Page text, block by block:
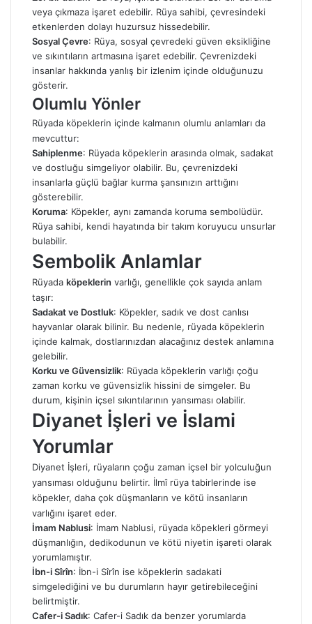
veya çıkmaza işaret edebilir. Rüya sahibi, çevresindeki
etkenlerden dolayı huzursuz hissedebilir.
Sosyal Çevre: Rüya, sosyal çevredeki güven eksikliğine
ve sıkıntıların artmasına işaret edebilir. Çevrenizdeki
insanlar hakkında yanlış bir izlenim içinde olduğunuzu
gösterir.
Olumlu Yönler
Rüyada köpeklerin içinde kalmanın olumlu anlamları da
mevcuttur:
Sahiplenme: Rüyada köpeklerin arasında olmak, sadakat
ve dostluğu simgeliyor olabilir. Bu, çevrenizdeki
insanlarla güçlü bağlar kurma şansınızın arttığını
gösterebilir.
Koruma: Köpekler, aynı zamanda koruma sembolüdür.
Rüya sahibi, kendi hayatında bir takım koruyucu unsurlar
bulabilir.
Sembolik Anlamlar
Rüyada köpeklerin varlığı, genellikle çok sayıda anlam
taşır:
Sadakat ve Dostluk: Köpekler, sadık ve dost canlısı
hayvanlar olarak bilinir. Bu nedenle, rüyada köpeklerin
içinde kalmak, dostlarınızdan alacağınız destek anlamına
gelebilir.
Korku ve Güvensizlik: Rüyada köpeklerin varlığı çoğu
zaman korku ve güvensizlik hissini de simgeler. Bu
durum, kişinin içsel sıkıntılarının yansıması olabilir.
Diyanet İşleri ve İslami
Yorumlar
Diyanet İşleri, rüyaların çoğu zaman içsel bir yolculuğun
yansıması olduğunu belirtir. İlmî rüya tabirlerinde ise
köpekler, daha çok düşmanların ve kötü insanların
varlığını işaret eder.
İmam Nablusi: İmam Nablusi, rüyada köpekleri görmeyi
düşmanlığın, dedikodunun ve kötü niyetin işareti olarak
yorumlamıştır.
İbn-i Sîrîn: İbn-i Sîrîn ise köpeklerin sadakati
simgelediğini ve bu durumların hayır getirebileceğini
belirtmiştir.
Cafer-i Sadık: Cafer-i Sadık da benzer yorumlarda